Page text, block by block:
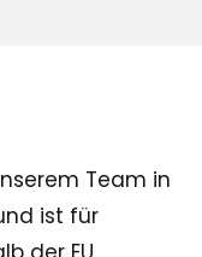
Team in
ist für